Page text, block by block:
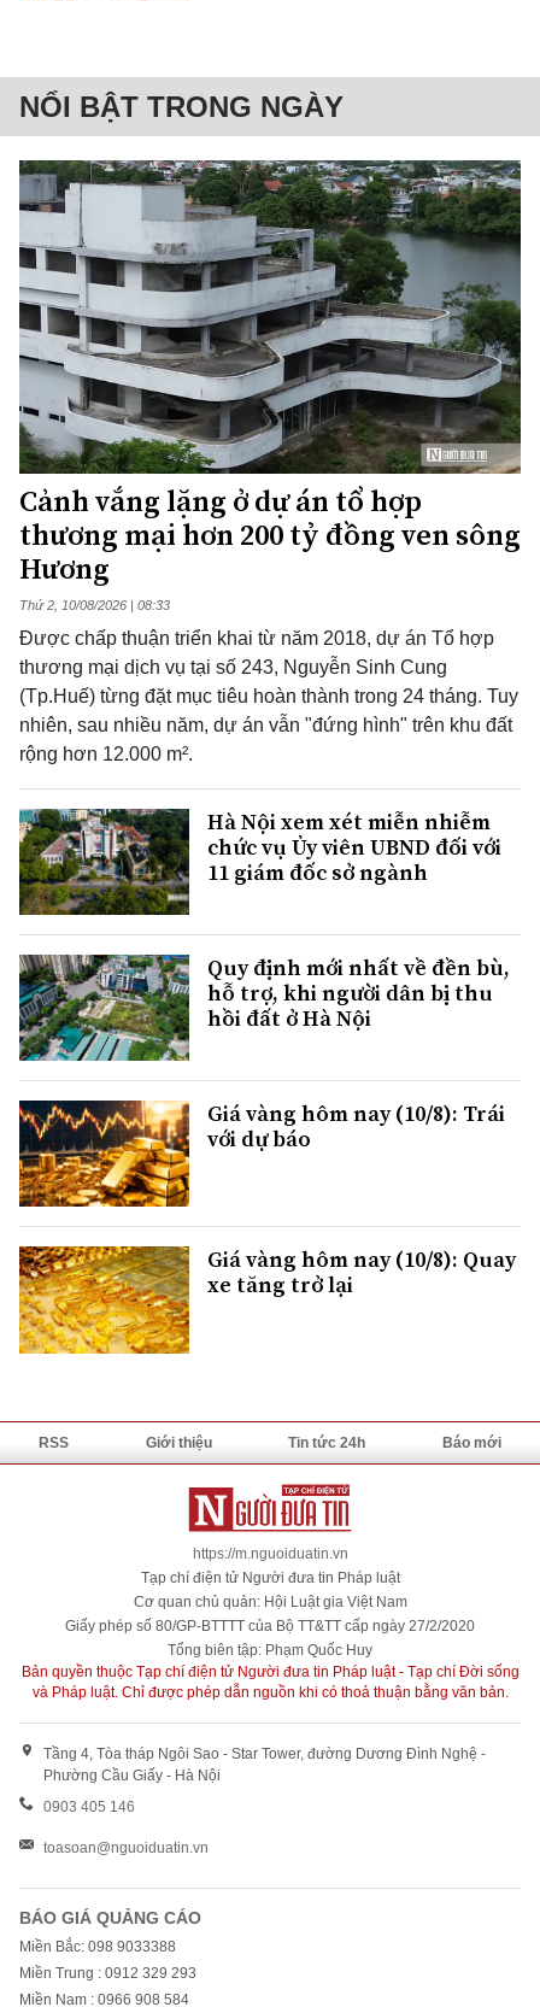
NỔI BẬT TRONG NGÀY
Cảnh vắng lặng ở dự án tổ hợp
thương mại hơn 200 tỷ đồng ven sông
Hương
Thứ 2, 10/08/2026 | 08:33
Được chấp thuận triển khai từ năm 2018, dự án Tổ hợp
thương mại dịch vụ tại số 243, Nguyễn Sinh Cung
(Tp.Huế) từng đặt mục tiêu hoàn thành trong 24 tháng. Tuy
nhiên, sau nhiều năm, dự án vẫn "đứng hình" trên khu đất
rộng hơn 12.000 m².
Hà Nội xem xét miễn nhiễm
chức vụ Ủy viên UBND đối với
11 giám đốc sở ngành
Quy định mới nhất về đền bù,
hỗ trợ, khi người dân bị thu
hồi đất ở Hà Nội
Giá vàng hôm nay (10/8): Trái
với dự báo
Giá vàng hôm nay (10/8): Quay
xe tăng trở lại
RSS Giới thiệu Tin tức 24h Báo mới
https://m.nguoiduatin.vn
Tạp chí điện tử Người đưa tin Pháp luật
Cơ quan chủ quản: Hội Luật gia Việt Nam
Giấy phép số 80/GP-BTTTT của Bộ TT&TT cấp ngày 27/2/2020
Tổng biên tập: Phạm Quốc Huy
Bản quyền thuộc Tạp chí điện tử Người đưa tin Pháp luật - Tạp chí Đời sống
và Pháp luật. Chỉ được phép dẫn nguồn khi có thoả thuận bằng văn bản.
Tầng 4, Tòa tháp Ngôi Sao - Star Tower, đường Dương Đình Nghệ -
Phường Cầu Giấy - Hà Nội
0903 405 146
toasoan@nguoiduatin.vn
BÁO GIÁ QUẢNG CÁO
Miền Bắc: 098 9033388
Miền Trung : 0912 329 293
Miền Nam : 0966 908 584